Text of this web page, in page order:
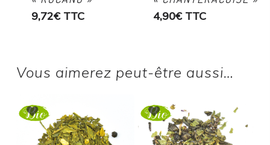
9,72€ TTC 4,90€ TTC
Vous aimerez peut-être aussi…